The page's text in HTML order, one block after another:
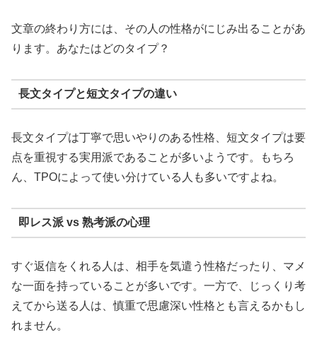
文章の終わり方には、その人の性格がにじみ出ることがあ
ります。あなたはどのタイプ？
長文タイプと短文タイプの違い
長文タイプは丁寧で思いやりのある性格、短文タイプは要
点を重視する実用派であることが多いようです。もちろ
ん、TPOによって使い分けている人も多いですよね。
即レス派 vs 熟考派の心理
すぐ返信をくれる人は、相手を気遣う性格だったり、マメ
な一面を持っていることが多いです。一方で、じっくり考
えてから送る人は、慎重で思慮深い性格とも言えるかもし
れません。